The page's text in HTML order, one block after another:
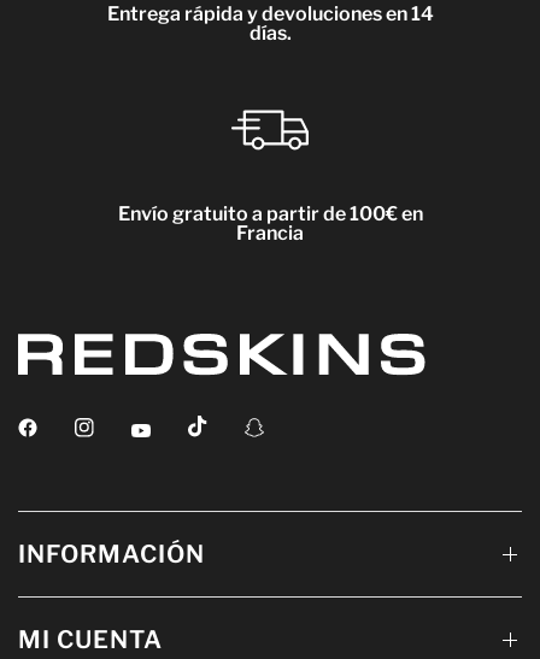
Entrega rápida y devoluciones en 14
días.
Envío gratuito a partir de 100€ en
Francia
INFORMACIÓN
MI CUENTA